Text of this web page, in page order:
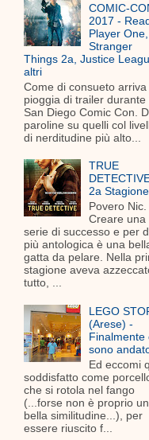
COMIC-
2017 -
Player One,
Stranger
Things 2a, Justice
altri
Come di consueto arriva
pioggia di trailer durante
San Diego Comic Con.
paroline su quelli col
di nerditudine più alto...
TRUE
2a Stagione
Povero Nic.
Creare una
serie di successo e per
più antologica è una
gatta da pelare. Nella
stagione aveva
tutto, ...
LEGO
(Arese) -
Finalmente
sono
Ed eccomi
soddisfatto come
che si rotola nel fango
(...forse non è proprio
bella similitudine...), per
essere riuscito f...